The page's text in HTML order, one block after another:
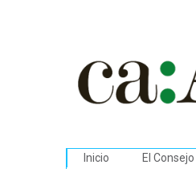
Inicio El Consejo